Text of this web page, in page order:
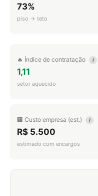
73%
piso → teto
🔥 Índice de contratação i
1,11
setor aquecido
🏢 Custo empresa (est.) i
R$ 5.500
estimado com encargos